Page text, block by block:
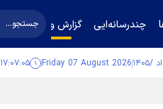
چندرسانه‌ایی گزارش و گفت‌وگو
Friday 07 August 2026 ۱۷:۰۷:۰۶